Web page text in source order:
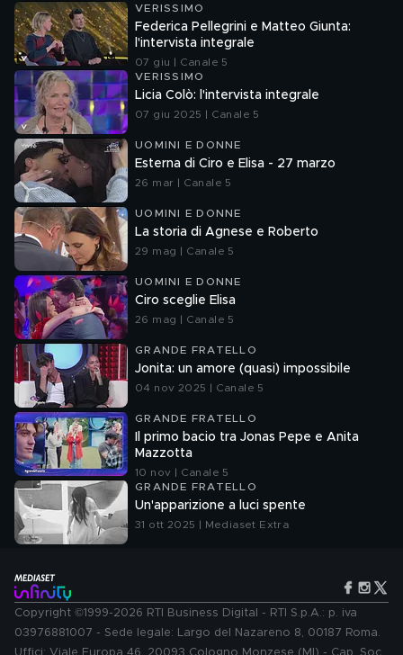
VERISSIMO
Federica Pellegrini e Matteo Giunta:
l'intervista integrale
07 giu | Canale 5
VERISSIMO
Licia Colò: l'intervista integrale
07 giu 2025 | Canale 5
UOMINI E DONNE
Esterna di Ciro e Elisa - 27 marzo
26 mar | Canale 5
UOMINI E DONNE
La storia di Agnese e Roberto
29 mag | Canale 5
UOMINI E DONNE
Ciro sceglie Elisa
26 mag | Canale 5
GRANDE FRATELLO
Jonita: un amore (quasi) impossibile
04 nov 2025 | Canale 5
GRANDE FRATELLO
Il primo bacio tra Jonas Pepe e Anita
Mazzotta
10 nov | Canale 5
GRANDE FRATELLO
Un'apparizione a luci spente
31 ott 2025 | Mediaset Extra
Copyright ©1999-2026 RTI Business Digital - RTI S.p.A.: p. iva
03976881007 - Sede legale: Largo del Nazareno 8, 00187 Roma.